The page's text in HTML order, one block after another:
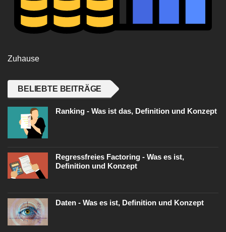
Zuhause
BELIEBTE BEITRÄGE
Ranking - Was ist das, Definition und Konzept
Regressfreies Factoring - Was es ist,
Definition und Konzept
Daten - Was es ist, Definition und Konzept